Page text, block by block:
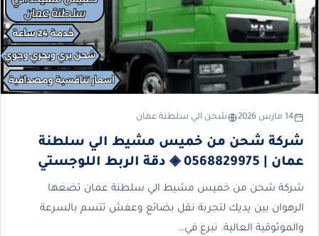
14 مارس 2026 شحن الي سلطنة عمان
شركة شحن من خميس مشيط الي سلطنة
عمان | 0568829975 ◈ دقة الربط اللوجستي
شركة شحن من خميس مشيط الي سلطنة عمان تضعها
الرهوان بين يديك لتجربة نقل بضائع وعفش تتسم بالسرعة
والموثوقية العالية. نبرع في…